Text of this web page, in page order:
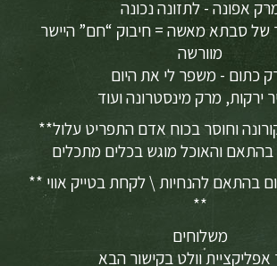
אפונה - לתזונה נכונה
של סבתא מאשה = חיבוק “חם” היישר
מוורשה
כתום - משפר לי את היום
**בשל משבר הקורונה וחוסר בכוח אדם התפריט עלול
** ניתן לשבת במקום בהתאם להנחיות \ לקחת בטייק אווי
**
משלוחים